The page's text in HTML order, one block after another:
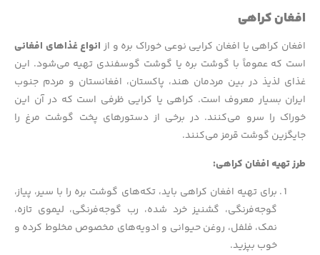
افغان کراهی
افغان کراهی یا افغان کرایی نوعی خوراک بره و از انواع غذاهای افغانی
است که عموماً با گوشت بره یا گوشت گوسفندی تهیه می‌شود. این
غذای لذیذ در بین مردمان هند، پاکستان، افغانستان و مردم جنوب
ایران بسیار معروف است. کراهی یا کرایی ظرفی است که در آن این
خوراک را سرو می‌کنند. در برخی از دستورهای پخت گوشت مرغ را
جایگزین گوشت قرمز می‌کنند.
طرز تهیه افغان کراهی:
برای تهیه افغان کراهی باید، تکه‌های گوشت بره را با سیر، پیاز،
گوجه‌فرنگی، گشنیز خرد شده، رب گوجه‌فرنگی، لیموی تازه،
نمک، فلفل، روغن حیوانی و ادویه‌های مخصوص مخلوط کرده و
خوب بپزید.